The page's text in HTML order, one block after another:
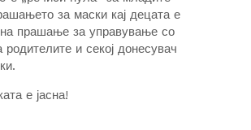
за маски кај децата е
прашање за управување со
родителите и секој донесувач
е јасна!